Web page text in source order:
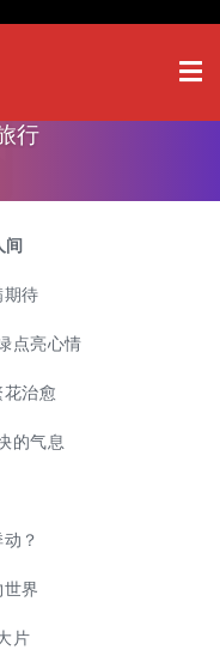
行
间
期待
点亮心情
治愈
的气息
？
界
片